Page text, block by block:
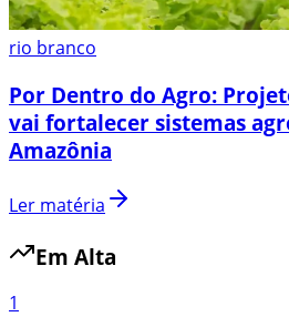
rio branco
Por Dentro do Agro:
vai fortalecer sistemas
Amazônia
Ler matéria
Em Alta
1